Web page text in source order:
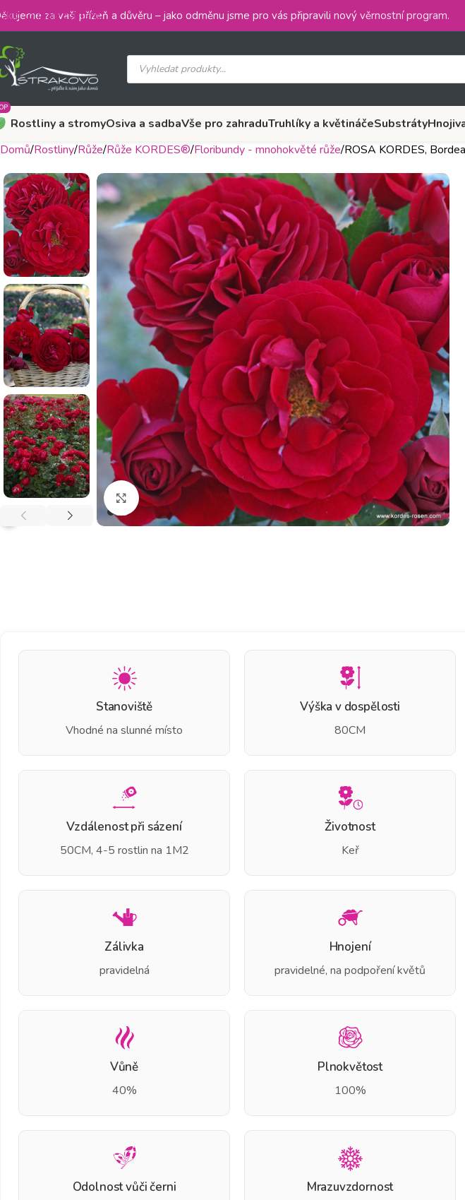
Skip to main content
za vaši přízeň a důvěru – jako odměnu jsme pro vás připravili nový věrnostní program.
Rostliny a stromyOsiva a sadbaVše pro zahraduTruhlíky a květináčeSubstráty
Domů Rostliny Růže Růže KORDES® Floribundy - mnohokvěté růže ROSA KORDES,
Klikněte pro zvětšení
Stanoviště
Vhodné na slunné místo
Výška v dospělosti
80CM
Vzdálenost při sázení
50CM, 4-5 rostlin na 1M2
Životnost
Keř
Zálivka
pravidelná
Hnojení
pravidelné, na podpoření květů
Vůně
40%
Plnokvětost
100%
Odolnost vůči černi Mrazuvzdornost